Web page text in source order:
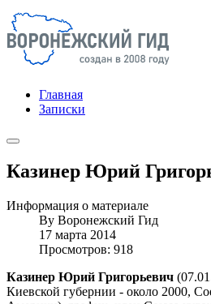
Главная
Записки
Казинер Юрий
Информация о материале
By Воронежский Гид
17 марта 2014
Просмотров: 918
Казинер Юрий Григорьевич
Киевской губернии - около 2000,